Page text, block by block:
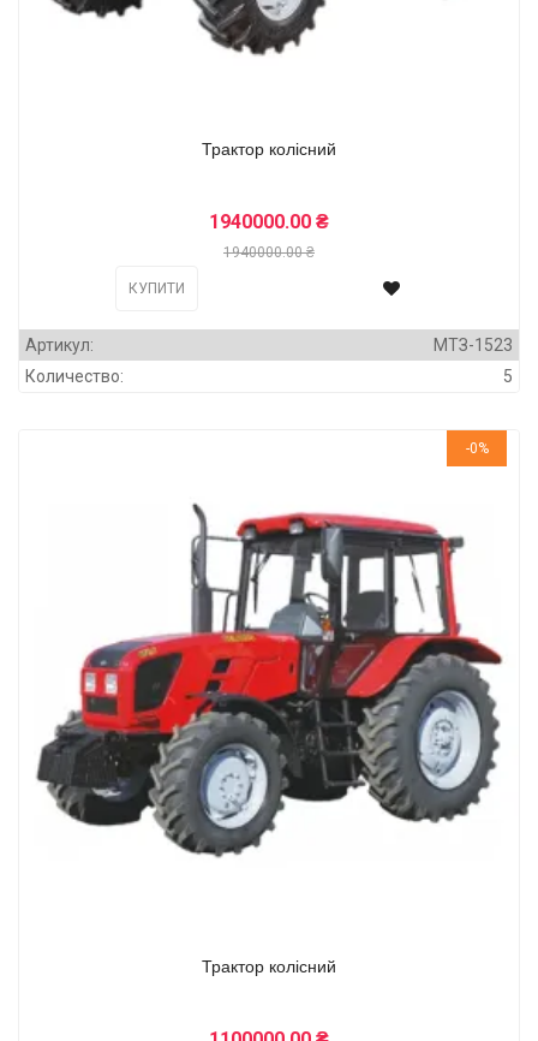
Трактор колісний
1940000.00 ₴
1940000.00 ₴
КУПИТИ
Артикул:
МТЗ-1523
Количество:
5
-0%
Трактор колісний